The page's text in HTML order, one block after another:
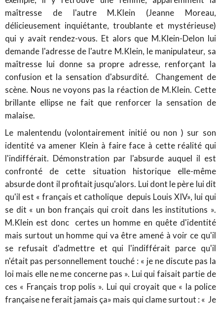
maîtresse de l'autre M.Klein (Jeanne Moreau,
délicieusement inquiétante, troublante et mystérieuse)
qui y avait rendez-vous. Et alors que M.Klein-Delon lui
demande l'adresse de l'autre M.Klein, le manipulateur, sa
maîtresse lui donne sa propre adresse, renforçant la
confusion et la sensation d'absurdité. Changement de
scène. Nous ne voyons pas la réaction de M.Klein. Cette
brillante ellipse ne fait que renforcer la sensation de
malaise.
Le malentendu (volontairement initié ou non ) sur son
identité va amener Klein à faire face à cette réalité qui
l'indifférait. Démonstration par l'absurde auquel il est
confronté de cette situation historique elle-même
absurde dont il profitait jusqu'alors. Lui dont le père lui dit
qu'il est « français et catholique depuis Louis XIV», lui qui
se dit « un bon français qui croit dans les institutions ».
M.Klein est donc certes un homme en quête d'identité
mais surtout un homme qui va être amené à voir ce qu'il
se refusait d'admettre et qui l'indifférait parce qu'il
n'était pas personnellement touché : « je ne discute pas la
loi mais elle ne me concerne pas ». Lui qui faisait partie de
ces « Français trop polis ». Lui qui croyait que « la police
française ne ferait jamais ça» mais qui clame surtout : « Je